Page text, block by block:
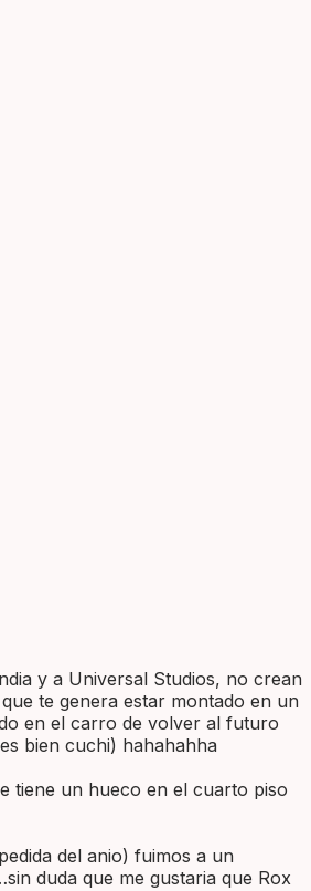
y a Universal Studios, no crean
te genera estar montado en un
en el carro de volver al futuro
bien cuchi) hahahahha
tiene un hueco en el cuarto piso
del anio) fuimos a un
duda que me gustaria que Rox